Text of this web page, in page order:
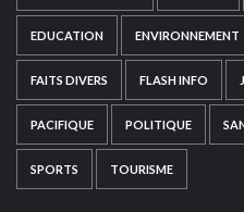
EDUCATION ENVIRONNEMENT
FAITS DIVERS FLASH INFO
PACIFIQUE POLITIQUE
SPORTS TOURISME